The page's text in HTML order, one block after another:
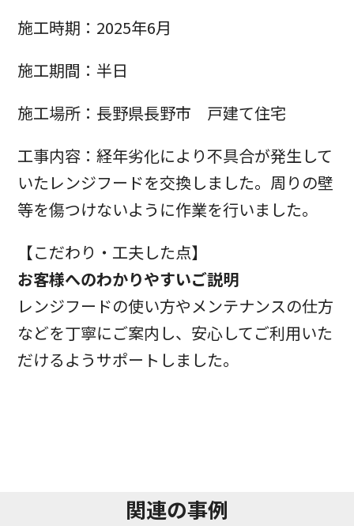
施工時期：2025年6月
施工期間：半日
施工場所：長野県長野市 戸建て住宅
工事内容：経年劣化により不具合が発生して
いたレンジフードを交換しました。周りの壁
等を傷つけないように作業を行いました。
【こだわり・工夫した点】
お客様へのわかりやすいご説明
レンジフードの使い方やメンテナンスの仕方
などを丁寧にご案内し、安心してご利用いた
だけるようサポートしました。
関連の事例